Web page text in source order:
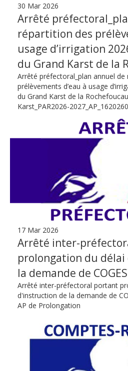
30 Mar 2026
Arrêté
répartition des
usage d’irrigation
du Grand Karst de la
Arrêté préfectoral_plan annuel
prélèvements d’eau à usage
du Grand Karst de la
Karst_PAR2026-
17 Mar 2026
Arrêté inter-
prolongation du délai
la demande de
Arrêté inter-préfectoral portant
d'instruction de la demande de
AP de Prolongation